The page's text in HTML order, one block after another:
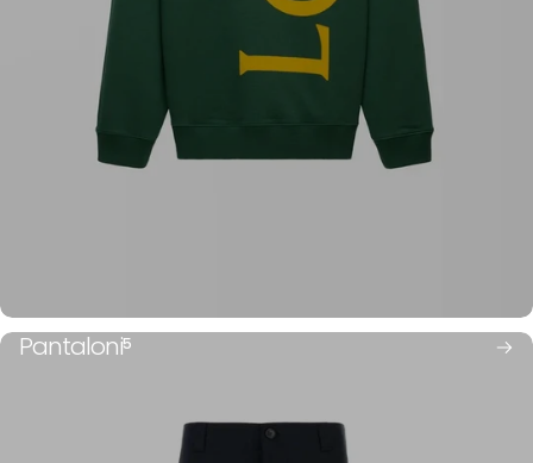
Pantaloni5